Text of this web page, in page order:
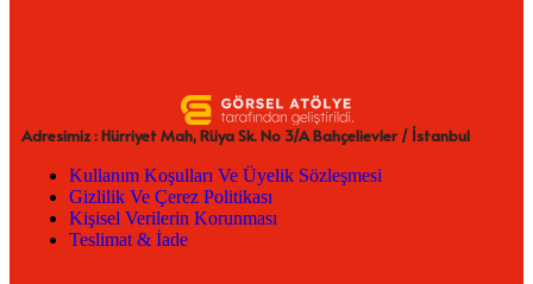
Adresimiz : Hürriyet Mah, Rüya Sk. No 3/A Bahçelievler / İstanbul
Kullanım Koşulları Ve Üyelik Sözleşmesi
Gizlilik Ve Çerez Politikası
Kişisel Verilerin Korunması
Teslimat & İade